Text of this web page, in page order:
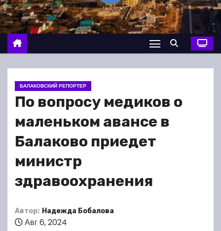
о
м
у
БАЛАКОВСКИЙ РЕПОРТЕР
По вопросу медиков о
маленьком авансе в
Балаково приедет
министр
здравоохранения
Автор: Надежда Бобалова
Авг 6, 2024